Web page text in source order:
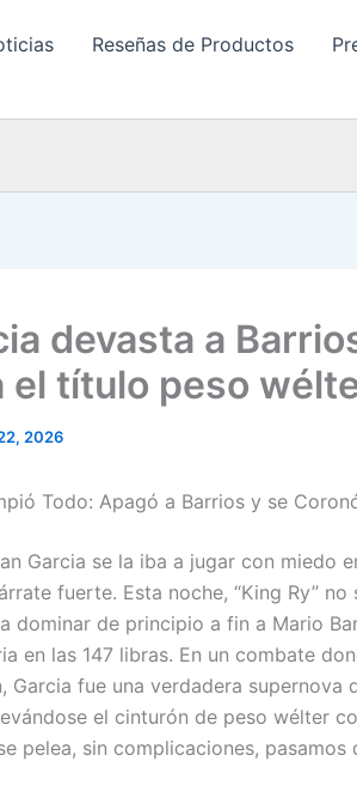
Reseñas de Productos
devasta a
el título peso
2026
Todo: Apagó a Barrios y se
Garcia se la iba a jugar con miedo
fuerte. Esta noche, “King Ry”
dominar de principio a fin a Mario
en las 147 libras. En un combate
Garcia fue una verdadera supernova
el cinturón de peso wélter
pelea, sin complicaciones, pasamos